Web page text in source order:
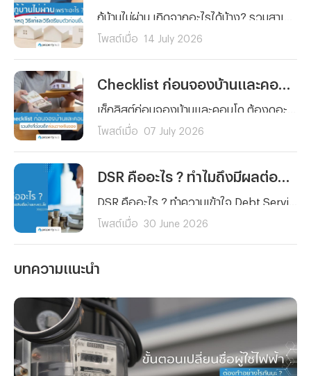
โพสต์เมื่อ 14 July 2026
โพสต์เมื่อ 07 July 2026
โพสต์เมื่อ 30 June 2026
บทความแนะนำ